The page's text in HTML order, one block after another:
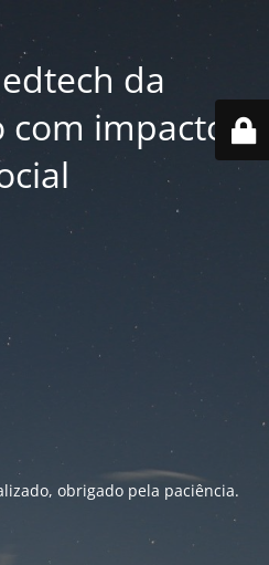
da
impacto
obrigado pela paciência.